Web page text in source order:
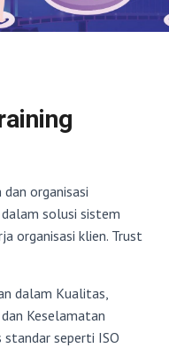
G
organisasi
solusi sistem
organisasi klien. Trust
dalam Kualitas,
Keselamatan
seperti ISO